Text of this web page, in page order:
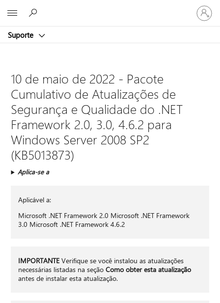
Suporte
Entre
em
sua
10 de maio de 2022 - Pacote
Cumulativo de Atualizações de
Segurança e Qualidade do .NET
Framework 2.0, 3.0, 4.6.2 para
Windows Server 2008 SP2
(KB5013873)
Aplica-se a
Aplicável a:
Microsoft .NET Framework 2.0 Microsoft .NET Framework
3.0 Microsoft .NET Framework 4.6.2
IMPORTANTEVerifique se você instalou as atualizações
necessárias listadas na seção Como obter esta atualização
antes de instalar esta atualização.